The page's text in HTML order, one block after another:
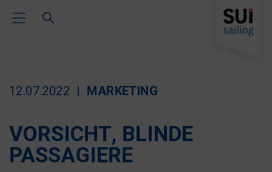
Toggle Main Navigation
12.07.2022 MARKETING
VORSICHT, BLINDE
PASSAGIERE